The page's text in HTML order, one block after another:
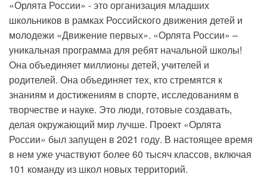
«Орлята России» - это организация младших
школьников в рамках Российского движения детей и
молодежи «Движение первых». «Орлята России» –
уникальная программа для ребят начальной школы!
Она объединяет миллионы детей, учителей и
родителей. Она объединяет тех, кто стремятся к
знаниям и достижениям в спорте, исследованиям в
творчестве и науке. Это люди, готовые создавать,
делая окружающий мир лучше. Проект «Орлята
России» был запущен в 2021 году. В настоящее время
в нем уже участвуют более 60 тысяч классов, включая
101 команду из школ новых территорий.